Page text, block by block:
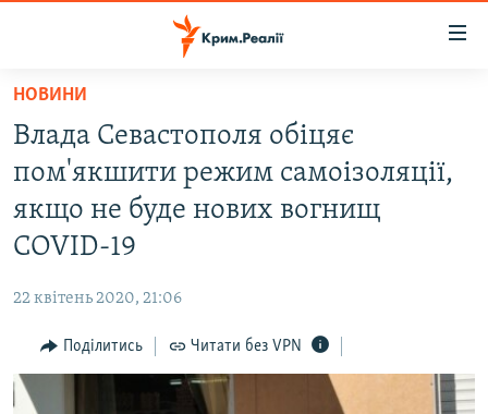
Перейти
основного
матеріалу
до
основної
Перейти
пошуку
ВОДА.КРИМ
ВІДЕО ТА ФОТО
ПОЛІТИКА
ІНТЕРВ'Ю
ВСЕ ЗА ДЕНЬ
НОВИНИ
Влада Севастополя обіцяє
пом'якшити режим самоізоляції,
якщо не буде нових вогнищ
COVID-19
22 квітень 2020, 21:06
Поділитись Читати без VPN